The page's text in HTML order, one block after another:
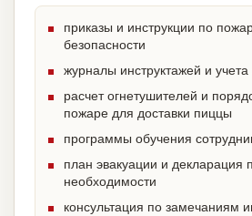
приказы и инструкции по
безопасности
журналы инструктажей и учета
расчет огнетушителей и
пожаре для доставки пиццы
программы обучения
план эвакуации и декларация
необходимости
консультация по замечаниям